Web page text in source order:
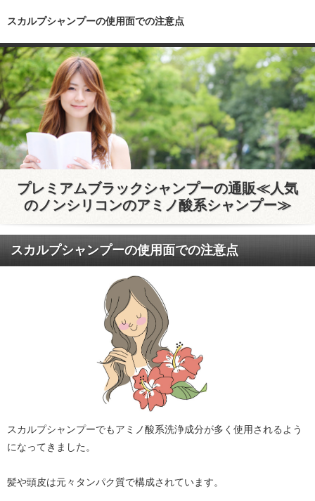
スカルプシャンプーの使用面での注意点
プレミアムブラックシャンプーの通販≪人気
のノンシリコンのアミノ酸系シャンプー≫
スカルプシャンプーの使用面での注意点
スカルプシャンプーでもアミノ酸系洗浄成分が多く使用されるよう
になってきました。
髪や頭皮は元々タンパク質で構成されています。